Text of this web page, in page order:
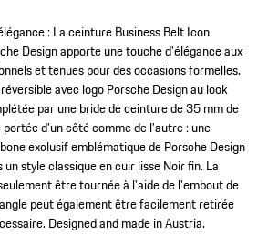
: La ceinture Business Belt Icon
Design apporte une touche d'élégance aux
et tenues pour des occasions formelles.
avec logo Porsche Design au look
par une bride de ceinture de 35 mm de
d'un côté comme de l'autre : une
exclusif emblématique de Porsche Design
style classique en cuir lisse Noir fin. La
être tournée à l'aide de l'embout de
peut également être facilement retirée
Designed and made in Austria.